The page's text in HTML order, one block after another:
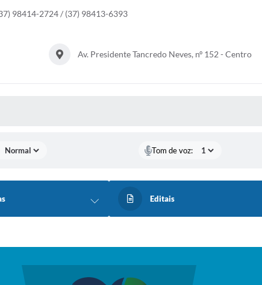
98414-2724 / (37) 98413-6393
Av. Presidente Tancredo Neves, nº 152 - Centro
Tom de voz:
Editais